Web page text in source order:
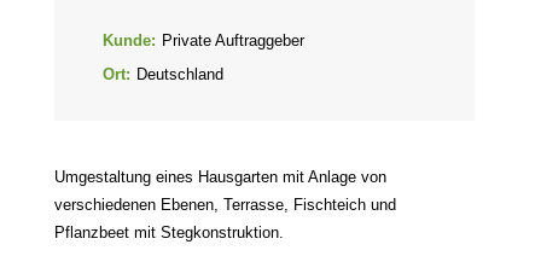
Kunde: Private Auftraggeber
Ort: Deutschland
Umgestaltung eines Hausgarten mit Anlage von
verschiedenen Ebenen, Terrasse, Fischteich und
Pflanzbeet mit Stegkonstruktion.